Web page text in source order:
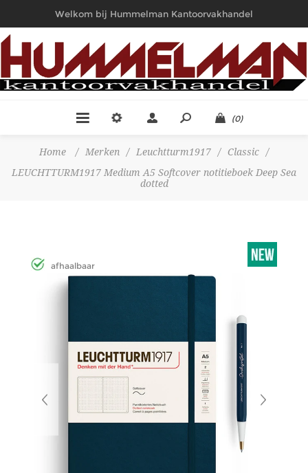
Welkom bij Hummelman Kantoorvakhandel
(0)
Home / Merken / Leuchtturm1917 / Classic
/
LEUCHTTURM1917 Medium A5 Softcover notitieboek Deep Sea
dotted
afhaalbaar